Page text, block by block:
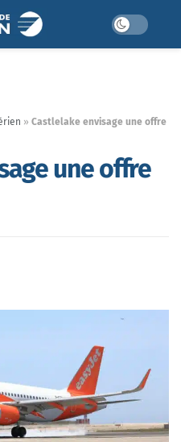
» Castlelake envisage une offre
une offre